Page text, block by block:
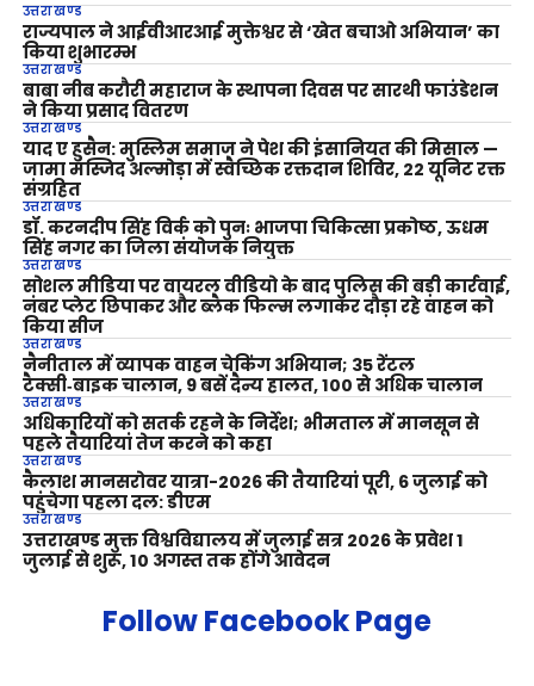
उत्तराखण्ड
राज्यपाल ने आईवीआरआई मुक्तेश्वर से ‘खेत बचाओ अभियान’ का
किया शुभारम्भ
उत्तराखण्ड
बाबा नीब करौरी महाराज के स्थापना दिवस पर सारथी फाउंडेशन
ने किया प्रसाद वितरण
उत्तराखण्ड
याद ए हुसैन: मुस्लिम समाज ने पेश की इंसानियत की मिसाल —
जामा मस्जिद अल्मोड़ा में स्वैच्छिक रक्तदान शिविर, 22 यूनिट रक्त
संग्रहित
उत्तराखण्ड
डॉ. करनदीप सिंह विर्क को पुनः भाजपा चिकित्सा प्रकोष्ठ, ऊधम
सिंह नगर का जिला संयोजक नियुक्त
उत्तराखण्ड
सोशल मीडिया पर वायरल वीडियो के बाद पुलिस की बड़ी कार्रवाई,
नंबर प्लेट छिपाकर और ब्लैक फिल्म लगाकर दौड़ा रहे वाहन को
किया सीज
उत्तराखण्ड
नैनीताल में व्यापक वाहन चेकिंग अभियान; 35 रेंटल
टैक्सी‑बाइक चालान, 9 बसें दैन्य हालत, 100 से अधिक चालान
उत्तराखण्ड
अधिकारियों को सतर्क रहने के निर्देश; भीमताल में मानसून से
पहले तैयारियां तेज करने को कहा
उत्तराखण्ड
कैलाश मानसरोवर यात्रा-2026 की तैयारियां पूरी, 6 जुलाई को
पहुंचेगा पहला दल: डीएम
उत्तराखण्ड
उत्तराखण्ड मुक्त विश्वविद्यालय में जुलाई सत्र 2026 के प्रवेश 1
जुलाई से शुरू, 10 अगस्त तक होंगे आवेदन
Follow Facebook Page